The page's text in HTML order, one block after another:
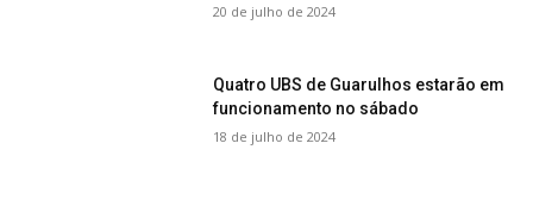
20 de julho de 2024
Quatro UBS de Guarulhos estarão em
funcionamento no sábado
18 de julho de 2024